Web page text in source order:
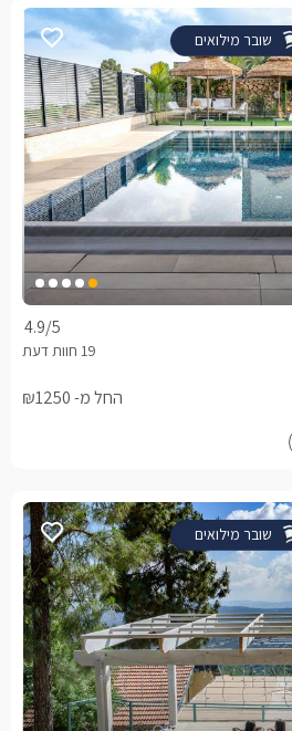
שובר מילואים
4.9/5
החל מ- ₪1250
שובר מילואים